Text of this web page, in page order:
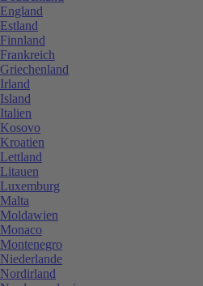
England
Estland
Finnland
Frankreich
Griechenland
Irland
Island
Italien
Kosovo
Kroatien
Lettland
Litauen
Luxemburg
Malta
Moldawien
Monaco
Montenegro
Niederlande
Nordirland